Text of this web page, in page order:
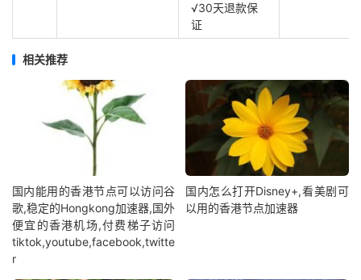
√30天退款保
证
相关推荐
国内能用的香港节点可以访问谷
歌,稳定的Hongkong加速器,国外
便宜的香港机场,付费梯子访问
tiktok,youtube,facebook,twitte
r
国内怎么打开Disney+,看美剧可
以用的香港节点加速器